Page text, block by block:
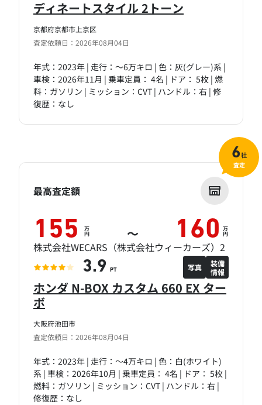
京都府京都市上京区
査定依頼日：2026年08月04日
ディネートスタイル 2トーン
年式：2023年 | 走行：～6万キロ | 色：灰(グレー)系 |
車検：2026年11月 | 乗車定員： 4名 | ドア： 5枚 | 燃
料：ガソリン | ミッション：CVT | ハンドル：右 | 修
復歴：なし
大阪府池田市
査定依頼日：2026年08月04日
ホンダ N-BOX カスタム 660 EX ター
ボ
年式：2023年 | 走行：～4万キロ | 色：白(ホワイト)
系 | 車検：2026年10月 | 乗車定員： 4名 | ドア： 5枚 |
燃料：ガソリン | ミッション：CVT | ハンドル：右 |
修復歴：なし
最高査定額
155 万
円 ～ 160 万
円
株式会社WECARS（株式会社ウィーカーズ）2
3.9 PT 写真
装備
情報
6社
査定